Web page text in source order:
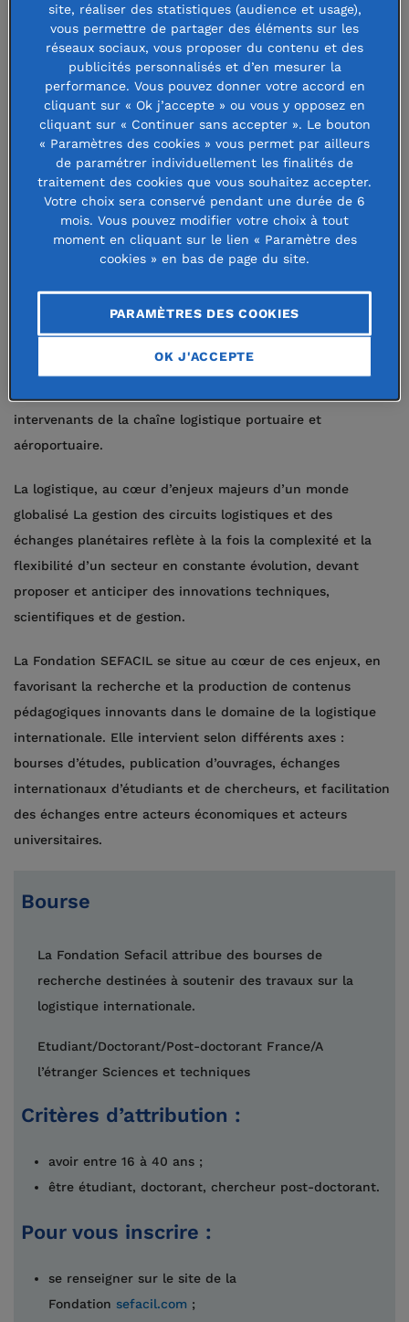
La Fondation SEFACIL promeut la
recherche et les projets pédagogiques
innovants dans le domaine de la
logistique internationale, et favorise
les échanges entre le monde
professionnel et le monde
universitaire sur ces questions.
La Fondation SEFACIL, créée en 2009 sous l’égide de la
Fondation de France, est l’outil de mécénat initié par deux
acteurs spécialistes des enjeux logistiques, basés au Havre
intervenants de la chaîne logistique portuaire et
aéroportuaire.
La logistique, au cœur d’enjeux majeurs d’un monde
globalisé La gestion des circuits logistiques et des
échanges planétaires reflète à la fois la complexité et la
flexibilité d’un secteur en constante évolution, devant
proposer et anticiper des innovations techniques,
scientifiques et de gestion.
La Fondation SEFACIL se situe au cœur de ces enjeux, en
favorisant la recherche et la production de contenus
pédagogiques innovants dans le domaine de la logistique
internationale. Elle intervient selon différents axes :
bourses d’études, publication d’ouvrages, échanges
internationaux d’étudiants et de chercheurs, et facilitation
des échanges entre acteurs économiques et acteurs
universitaires.
Bourse
La Fondation Sefacil attribue des bourses de
recherche destinées à soutenir des travaux sur la
logistique internationale.
Etudiant/Doctorant/Post-doctorant France/A
l’étranger Sciences et techniques
Critères d’attribution :
avoir entre 16 à 40 ans ;
être étudiant, doctorant, chercheur post-doctorant.
Pour vous inscrire :
se renseigner sur le site de la
Fondationsefacil.com ;
site, réaliser des statistiques (audience et usage),
vous permettre de partager des éléments sur les
réseaux sociaux, vous proposer du contenu et des
publicités personnalisés et d’en mesurer la
performance. Vous pouvez donner votre accord en
cliquant sur « Ok j’accepte » ou vous y opposez en
cliquant sur « Continuer sans accepter ». Le bouton
« Paramètres des cookies » vous permet par ailleurs
de paramétrer individuellement les finalités de
traitement des cookies que vous souhaitez accepter.
Votre choix sera conservé pendant une durée de 6
mois. Vous pouvez modifier votre choix à tout
moment en cliquant sur le lien « Paramètre des
cookies » en bas de page du site.
PARAMÈTRES DES COOKIES
OK J'ACCEPTE